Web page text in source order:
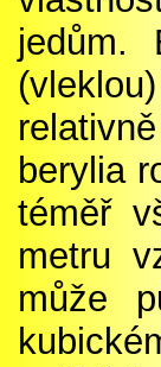
jedům.
berylia
téměř
metru
může